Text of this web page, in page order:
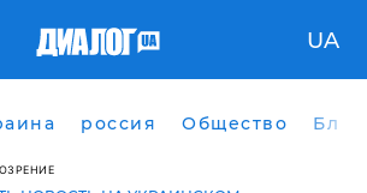
UA
россия Общество